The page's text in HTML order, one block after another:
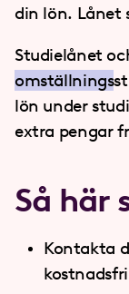
din lön. Lånet
Studielånet
omställnings
lön under
extra pengar
Så här
Kontakta